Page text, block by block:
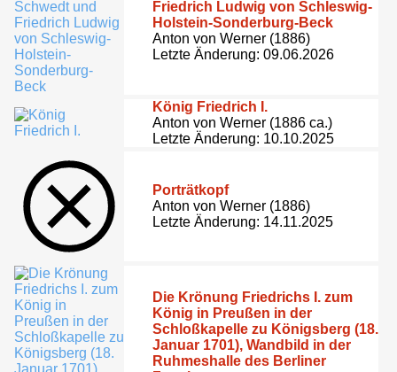
Friedrich Ludwig von Schleswig-
Holstein-Sonderburg-Beck
Anton von Werner (1886)
Letzte Änderung: 09.06.2026
König Friedrich I.
Anton von Werner (1886 ca.)
Letzte Änderung: 10.10.2025
Porträtkopf
Anton von Werner (1886)
Letzte Änderung: 14.11.2025
Die Krönung Friedrichs I. zum
König in Preußen in der
Schloßkapelle zu Königsberg (18.
Januar 1701), Wandbild in der
Ruhmeshalle des Berliner